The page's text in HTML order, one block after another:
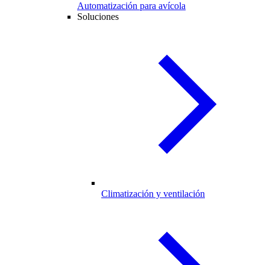
Automatización para avícola
Soluciones
Climatización y ventilación